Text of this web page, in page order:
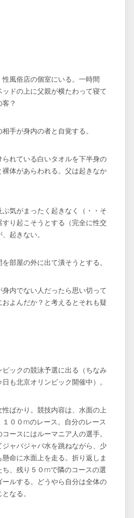
風俗店の個室にいる。一時間
ドの上に父親が横たわって寝て
？
手が身内の者と自覚する。
れている白いタオルを下半身の
体があらわれる。父は起きなか
気がまったく起きなく（・・そ
すり起こそうとする（完全に性交
起きない。
部屋の外に出て潰そうとする。
身内でない人だったら思い切って
よんだか？と考えるとそれも疑
ピックの競泳予選に出る（ちなみ
も北京オリンピック開催中）。
性ばかり。競技内容は、水面の上
００mのレース。自分のレース
ースにはルーマニア人の選手。
ジャバジャバ水を跳ねながら、少
命に水面上を走る。折り返しま
、残り５０mで隣のコースの選
ルする。どうやら自分は全体の
なる。